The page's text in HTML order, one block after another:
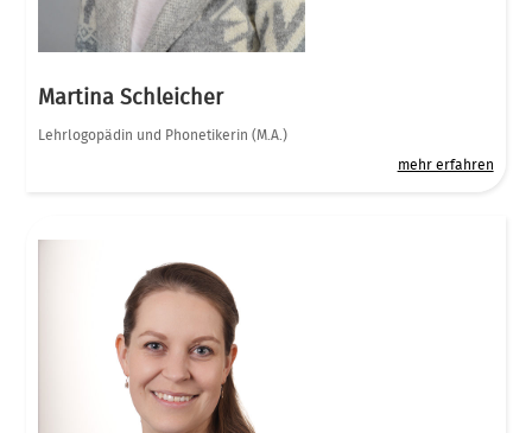
Martina Schleicher
Lehrlogopädin und Phonetikerin (M.A.)
mehr erfahren